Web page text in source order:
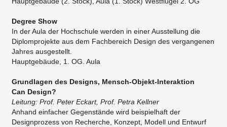
Degree Show
In der Aula der Hochschule werden in einer Ausstellung die
Diplomprojekte aus dem Fachbereich Design des vergangenen
Jahres ausgestellt.
Hauptgebäude, 1. OG. Aula
Grundlagen des Designs, Mensch-Objekt-Interaktion
Can Design?
Leitung: Prof. Peter Eckart, Prof. Petra Kellner
Anhand einfacher Gegenstände wird beispielhaft der
Designprozess von Recherche, Konzept, Modell und Entwurf